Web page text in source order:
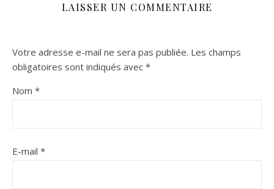
LAISSER UN COMMENTAIRE
Votre adresse e-mail ne sera pas publiée. Les champs
obligatoires sont indiqués avec *
Nom *
E-mail *